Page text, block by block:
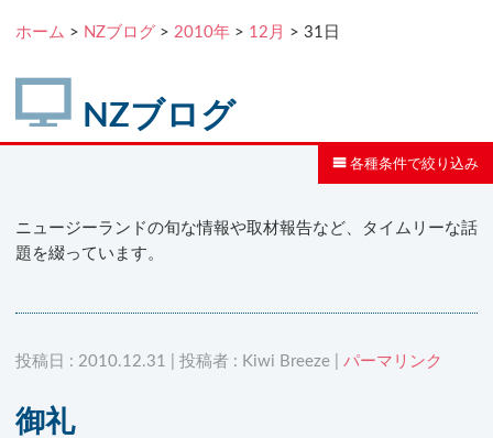
ホーム > NZブログ > 2010年 > 12月 > 31日
NZブログ
各種条件で絞り込み
ニュージーランドの旬な情報や取材報告など、タイムリーな話
題を綴っています。
投稿日 : 2010.12.31 | 投稿者 : Kiwi Breeze | パーマリンク
御礼